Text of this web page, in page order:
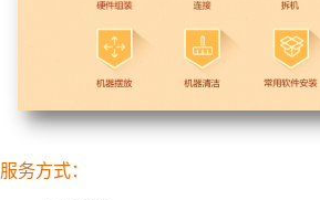
服务方式：